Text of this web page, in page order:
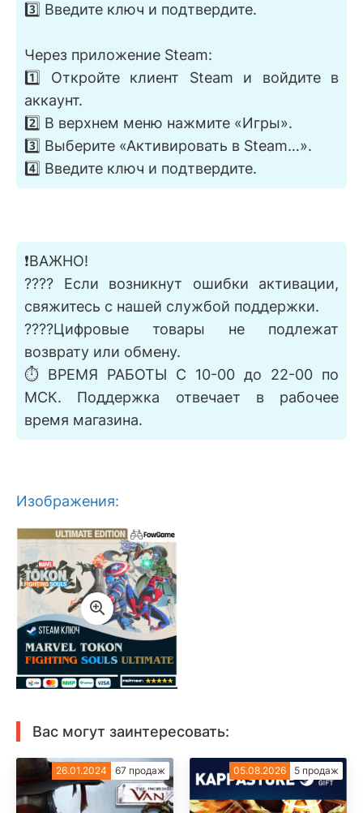
3️⃣ Введите ключ и подтвердите.
Через приложение Steam:
1️⃣ Откройте клиент Steam и войдите в
аккаунт.
2️⃣ В верхнем меню нажмите «Игры».
3️⃣ Выберите «Активировать в Steam…».
4️⃣ Введите ключ и подтвердите.
❗ВАЖНО!
???? Если возникнут ошибки активации,
свяжитесь с нашей службой поддержки.
????Цифровые товары не подлежат
возврату или обмену.
⏱️ ВРЕМЯ РАБОТЫ С 10-00 до 22-00 по
МСК. Поддержка отвечает в рабочее
время магазина.
Изображения:
Вас могут заинтересовать:
26.01.2024 67 продаж 05.08.2026 5 продаж